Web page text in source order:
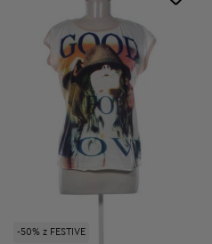
-50% z FESTIVE